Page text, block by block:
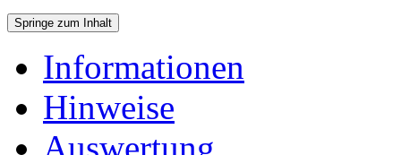
Springe zum Inhalt
Informationen
Hinweise